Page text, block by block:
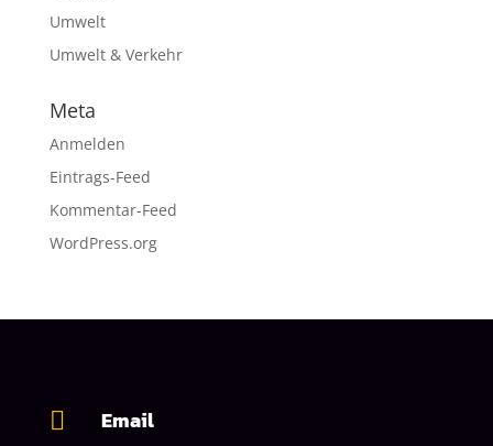
Umwelt
Umwelt & Verkehr
Meta
Anmelden
Eintrags-Feed
Kommentar-Feed
WordPress.org
 Email